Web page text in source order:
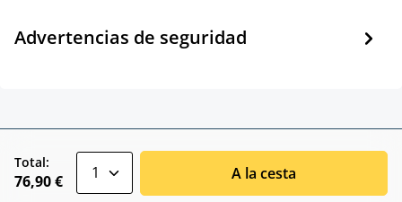
Advertencias de seguridad
Total:
76,90 € A la cesta